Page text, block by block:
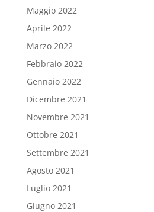
Maggio 2022
Aprile 2022
Marzo 2022
Febbraio 2022
Gennaio 2022
Dicembre 2021
Novembre 2021
Ottobre 2021
Settembre 2021
Agosto 2021
Luglio 2021
Giugno 2021